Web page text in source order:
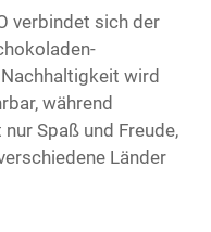
verbindet sich der
wird
während
Spaß und Freude,
Länder